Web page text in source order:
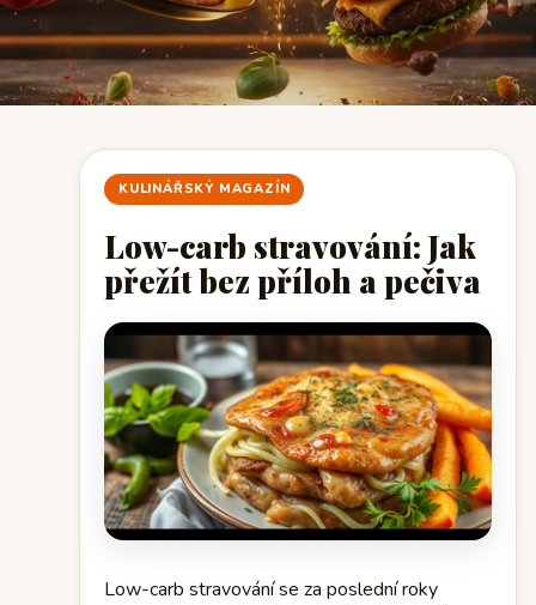
KULINÁŘSKÝ MAGAZÍN
Low-carb stravování: Jak
přežít bez příloh a pečiva
Low-carb stravování se za poslední roky